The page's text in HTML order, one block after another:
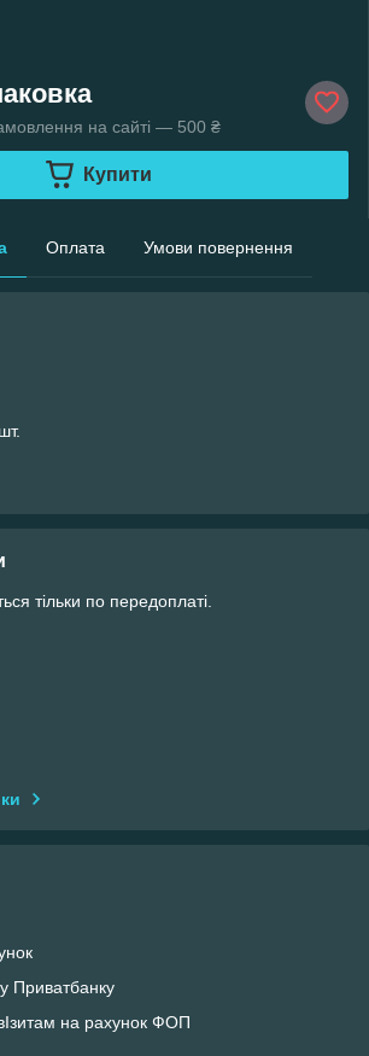
на сайті — 500 ₴
Купити
Оплата Умови повернення
тільки по передоплаті.
Приватбанку
на рахунок ФОП